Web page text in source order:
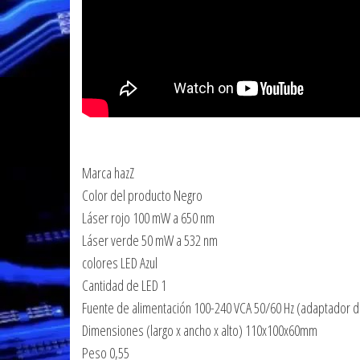
Marca hazZ
Color del producto Negro
Láser rojo 100 mW a 650 nm
Láser verde 50 mW a 532 nm
colores LED Azul
Cantidad de LED 1
Fuente de alimentación 100-240 VCA 50/60 Hz (adaptador
Dimensiones (largo x ancho x alto) 110x100x60mm
Peso 0,55